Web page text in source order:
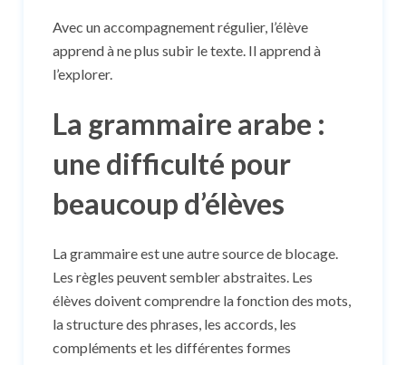
Avec un accompagnement régulier, l’élève
apprend à ne plus subir le texte. Il apprend à
l’explorer.
La grammaire arabe :
une difficulté pour
beaucoup d’élèves
La grammaire est une autre source de blocage.
Les règles peuvent sembler abstraites. Les
élèves doivent comprendre la fonction des mots,
la structure des phrases, les accords, les
compléments et les différentes formes